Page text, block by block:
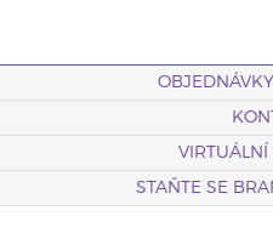
VIRTUÁLNÍ
STAŇTE SE